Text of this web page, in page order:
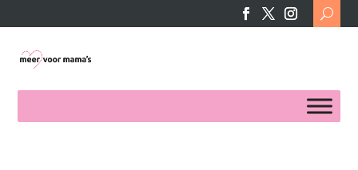
Search
for: